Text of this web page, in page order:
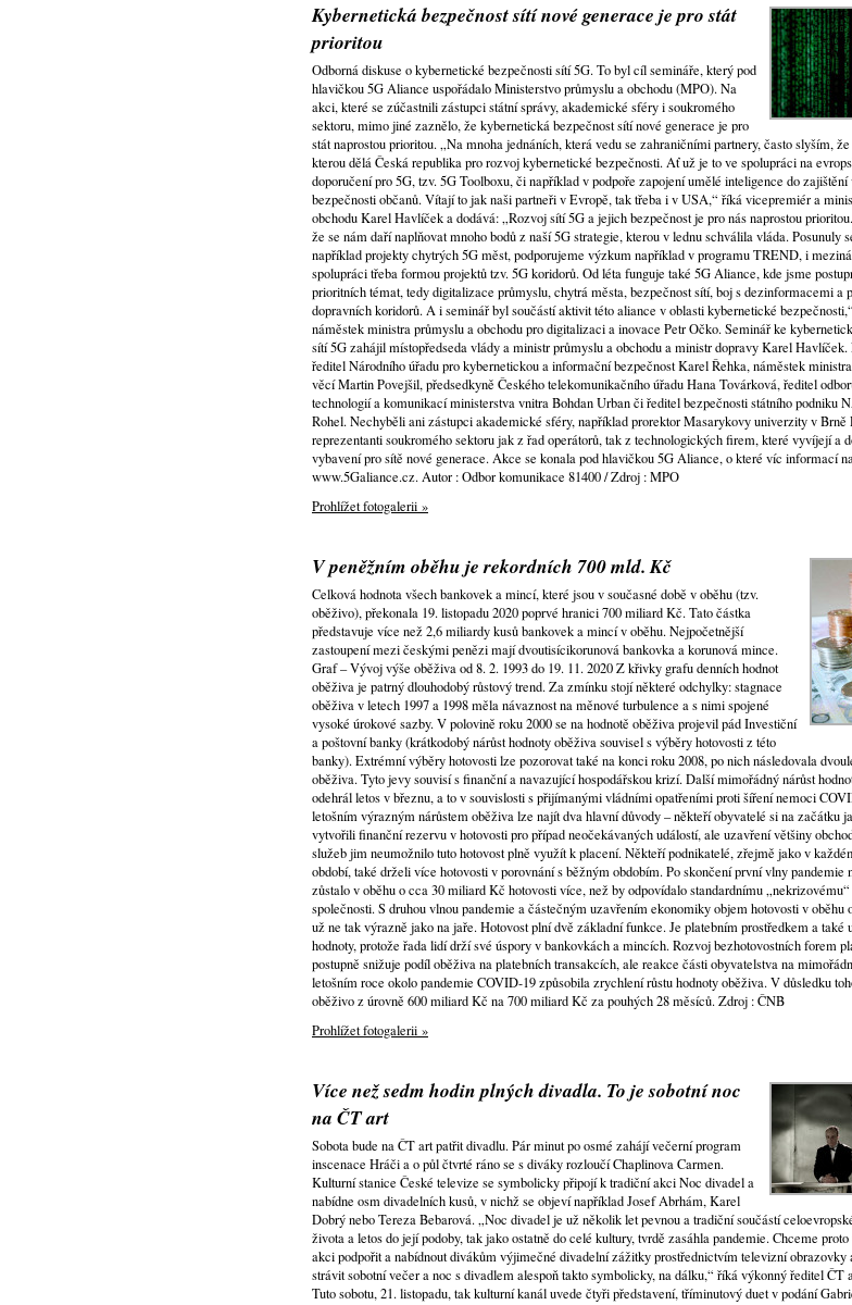
Kybernetická bezpečnost sítí nové generace je pro stát
prioritou
Odborná diskuse o kybernetické bezpečnosti sítí 5G. To byl cíl semináře, který pod
hlavičkou 5G Aliance uspořádalo Ministerstvo průmyslu a obchodu (MPO). Na
akci, které se zúčastnili zástupci státní správy, akademické sféry i soukromého
sektoru, mimo jiné zaznělo, že kybernetická bezpečnost sítí nové generace je pro
stát naprostou prioritou. „Na mnoha jednáních, která vedu se zahraničními partnery, často slyším,
kterou dělá Česká republika pro rozvoj kybernetické bezpečnosti. Ať už je to ve spolupráci na
doporučení pro 5G, tzv. 5G Toolboxu, či například v podpoře zapojení umělé inteligence do zajištění
bezpečnosti občanů. Vítají to jak naši partneři v Evropě, tak třeba i v USA,“ říká vicepremiér a
obchodu Karel Havlíček a dodává: „Rozvoj sítí 5G a jejich bezpečnost je pro nás naprostou
že se nám daří naplňovat mnoho bodů z naší 5G strategie, kterou v lednu schválila vláda. Posunuly
například projekty chytrých 5G měst, podporujeme výzkum například v programu TREND, i
spolupráci třeba formou projektů tzv. 5G koridorů. Od léta funguje také 5G Aliance, kde jsme
prioritních témat, tedy digitalizace průmyslu, chytrá města, bezpečnost sítí, boj s dezinformacemi a
dopravních koridorů. A i seminář byl součástí aktivit této aliance v oblasti kybernetické
náměstek ministra průmyslu a obchodu pro digitalizaci a inovace Petr Očko. Seminář ke
sítí 5G zahájil místopředseda vlády a ministr průmyslu a obchodu a ministr dopravy Karel
ředitel Národního úřadu pro kybernetickou a informační bezpečnost Karel Řehka, náměstek
věcí Martin Povejšil, předsedkyně Českého telekomunikačního úřadu Hana Továrková, ředitel
technologií a komunikací ministerstva vnitra Bohdan Urban či ředitel bezpečnosti státního podniku
Rohel. Nechyběli ani zástupci akademické sféry, například prorektor Masarykovy univerzity v Brně
reprezentanti soukromého sektoru jak z řad operátorů, tak z technologických firem, které vyvíjejí a
vybavení pro sítě nové generace. Akce se konala pod hlavičkou 5G Aliance, o které víc informací
www.5Galiance.cz. Autor : Odbor komunikace 81400 / Zdroj : MPO
Prohlížet fotogalerii »
V peněžním oběhu je rekordních 700 mld. Kč
Celková hodnota všech bankovek a mincí, které jsou v současné době v oběhu (tzv.
oběživo), překonala 19. listopadu 2020 poprvé hranici 700 miliard Kč. Tato částka
představuje více než 2,6 miliardy kusů bankovek a mincí v oběhu. Nejpočetnější
zastoupení mezi českými penězi mají dvoutisícikorunová bankovka a korunová mince.
Graf – Vývoj výše oběživa od 8. 2. 1993 do 19. 11. 2020 Z křivky grafu denních hodnot
oběživa je patrný dlouhodobý růstový trend. Za zmínku stojí některé odchylky: stagnace
oběživa v letech 1997 a 1998 měla návaznost na měnové turbulence a s nimi spojené
vysoké úrokové sazby. V polovině roku 2000 se na hodnotě oběživa projevil pád Investiční
a poštovní banky (krátkodobý nárůst hodnoty oběživa souvisel s výběry hotovosti z této
banky). Extrémní výběry hotovosti lze pozorovat také na konci roku 2008, po nich následovala
oběživa. Tyto jevy souvisí s finanční a navazující hospodářskou krizí. Další mimořádný nárůst
odehrál letos v březnu, a to v souvislosti s přijímanými vládními opatřeními proti šíření nemoci
letošním výrazným nárůstem oběživa lze najít dva hlavní důvody – někteří obyvatelé si na začátku
vytvořili finanční rezervu v hotovosti pro případ neočekávaných událostí, ale uzavření většiny
služeb jim neumožnilo tuto hotovost plně využít k placení. Někteří podnikatelé, zřejmě jako v
období, také drželi více hotovosti v porovnání s běžným obdobím. Po skončení první vlny pandemie
zůstalo v oběhu o cca 30 miliard Kč hotovosti více, než by odpovídalo standardnímu
společnosti. S druhou vlnou pandemie a částečným uzavřením ekonomiky objem hotovosti v oběhu
už ne tak výrazně jako na jaře. Hotovost plní dvě základní funkce. Je platebním prostředkem a také
hodnoty, protože řada lidí drží své úspory v bankovkách a mincích. Rozvoj bezhotovostních forem
postupně snižuje podíl oběživa na platebních transakcích, ale reakce části obyvatelstva na
letošním roce okolo pandemie COVID-19 způsobila zrychlení růstu hodnoty oběživa. V důsledku
oběživo z úrovně 600 miliard Kč na 700 miliard Kč za pouhých 28 měsíců. Zdroj : ČNB
Prohlížet fotogalerii »
Více než sedm hodin plných divadla. To je sobotní noc
na ČT art
Sobota bude na ČT art patřit divadlu. Pár minut po osmé zahájí večerní program
inscenace Hráči a o půl čtvrté ráno se s diváky rozloučí Chaplinova Carmen.
Kulturní stanice České televize se symbolicky připojí k tradiční akci Noc divadel a
nabídne osm divadelních kusů, v nichž se objeví například Josef Abrhám, Karel
Dobrý nebo Tereza Bebarová. „Noc divadel je už několik let pevnou a tradiční součástí
života a letos do její podoby, tak jako ostatně do celé kultury, tvrdě zasáhla pandemie. Chceme
akci podpořit a nabídnout divákům výjimečné divadelní zážitky prostřednictvím televizní obrazovky
strávit sobotní večer a noc s divadlem alespoň takto symbolicky, na dálku,“ říká výkonný ředitel ČT
Tuto sobotu, 21. listopadu, tak kulturní kanál uvede čtyři představení, tříminutový duet v podání